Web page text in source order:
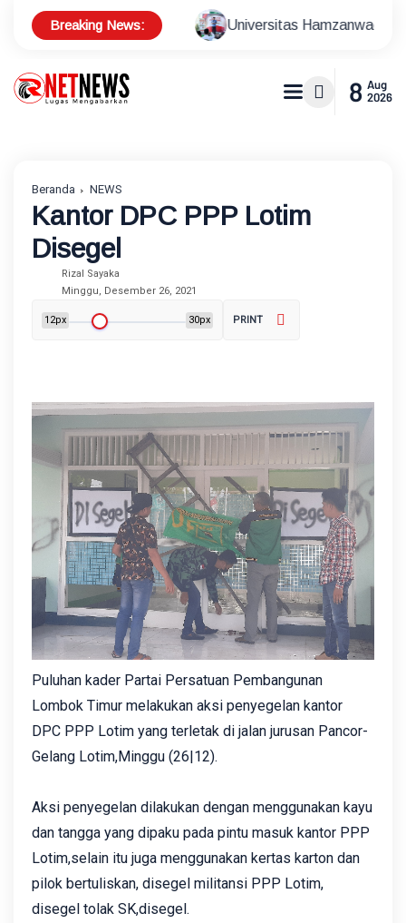
Breaking News:Universitas Hamzanwadi dan Baznas RI
8 Aug
2026
Beranda NEWS
Kantor DPC PPP Lotim
Disegel
Rizal Sayaka
Minggu, Desember 26, 2021
12px 30px PRINT
Puluhan kader Partai Persatuan Pembangunan
Lombok Timur melakukan aksi penyegelan kantor
DPC PPP Lotim yang terletak di jalan jurusan Pancor-
Gelang Lotim,Minggu (26|12).
Aksi penyegelan dilakukan dengan menggunakan kayu
dan tangga yang dipaku pada pintu masuk kantor PPP
Lotim,selain itu juga menggunakan kertas karton dan
pilok bertuliskan, disegel militansi PPP Lotim,
disegel tolak SK,disegel.